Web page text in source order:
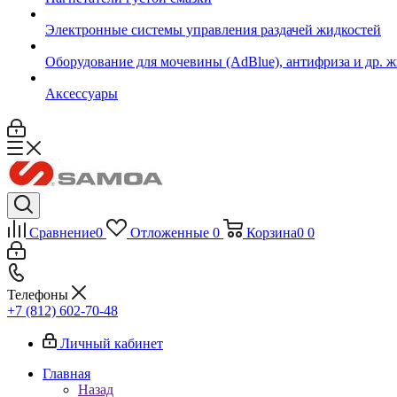
Электронные системы управления раздачей жидкостей
Оборудование для мочевины (AdBlue), антифриза и др.
Аксессуары
Сравнение0 Отложенные 0 Корзина0 0
Телефоны
+7 (812) 602-70-48
Личный кабинет
Главная
Назад